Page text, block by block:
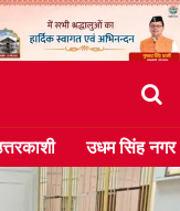
उधम सिंह नगर